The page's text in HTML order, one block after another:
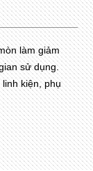
làm giảm
sử dụng.
kiện, phụ